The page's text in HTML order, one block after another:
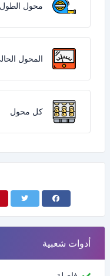
محول الطول
المحول
كل محول
أدوات شعبية